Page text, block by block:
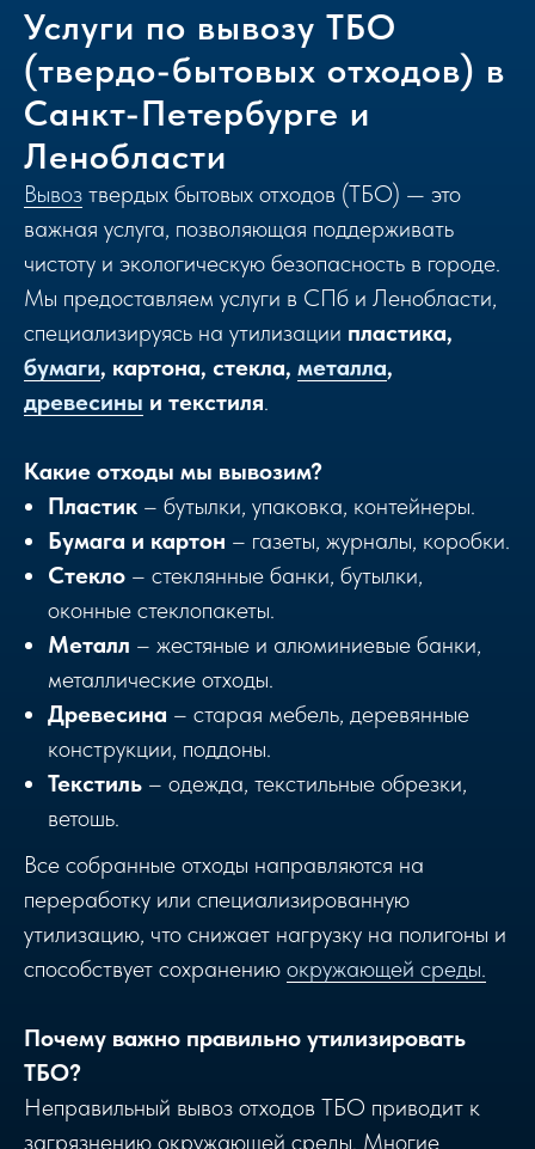
Услуги по вывозу ТБО
(твердо-бытовых отходов) в
Санкт-Петербурге и
Ленобласти
Вывоз твердых бытовых отходов (ТБО) — это
важная услуга, позволяющая поддерживать
чистоту и экологическую безопасность в городе.
Мы предоставляем услуги в СПб и Ленобласти,
специализируясь на утилизации пластика,
бумаги, картона, стекла, металла,
древесины и текстиля.
Какие отходы мы вывозим?
Пластик – бутылки, упаковка, контейнеры.
Бумага и картон – газеты, журналы, коробки.
Стекло – стеклянные банки, бутылки,
оконные стеклопакеты.
Металл – жестяные и алюминиевые банки,
металлические отходы.
Древесина – старая мебель, деревянные
конструкции, поддоны.
Текстиль – одежда, текстильные обрезки,
ветошь.
Все собранные отходы направляются на
переработку или специализированную
утилизацию, что снижает нагрузку на полигоны и
способствует сохранению окружающей среды.
Почему важно правильно утилизировать
ТБО?
Неправильный вывоз отходов ТБО приводит к
загрязнению окружающей среды. Многие